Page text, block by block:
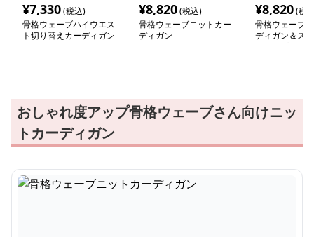
¥7,330(税込)
骨格ウェーブハイウエス
ト切り替えカーディガン
¥8,820(税込)
骨格ウェーブニットカー
ディガン
¥8,820(税
骨格ウェーブ
ディガン＆ス
おしゃれ度アップ骨格ウェーブさん向けニッ
トカーディガン